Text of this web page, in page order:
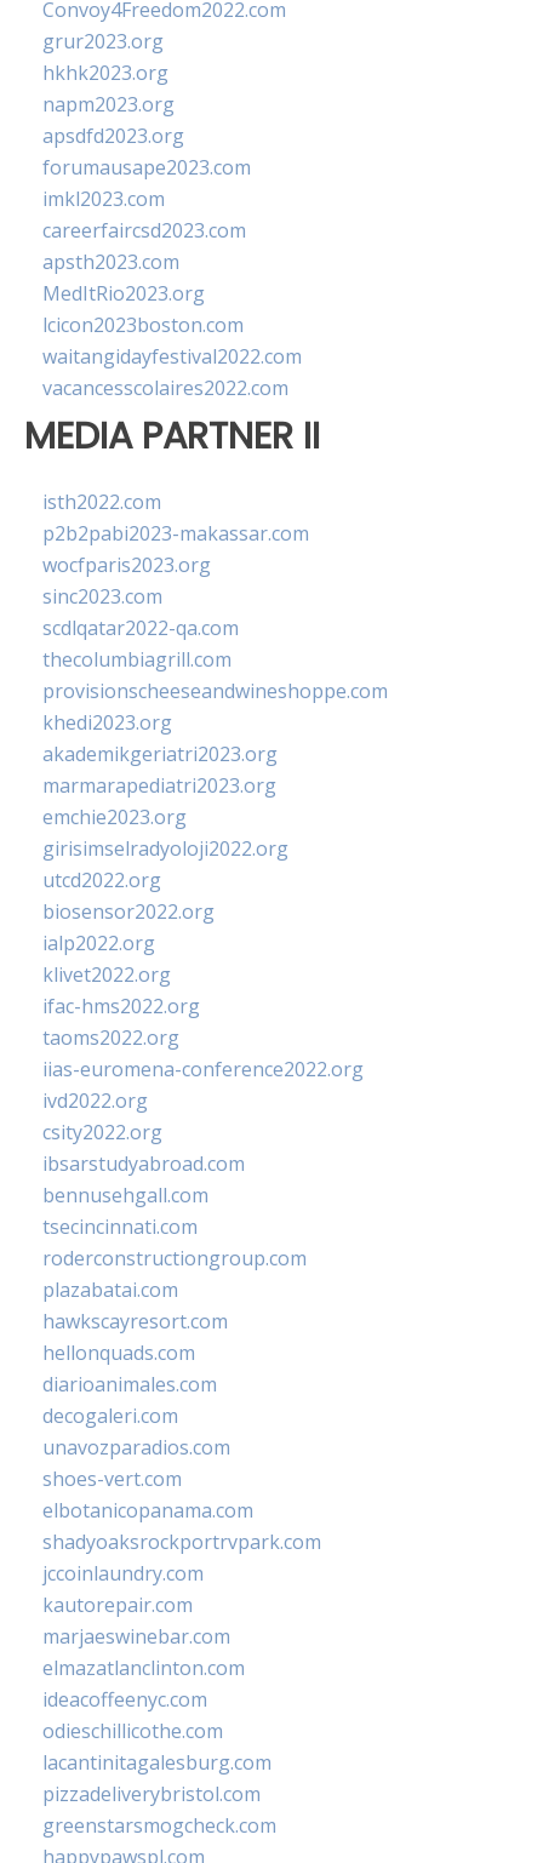
Convoy4Freedom2022.com
grur2023.org
hkhk2023.org
napm2023.org
apsdfd2023.org
forumausape2023.com
imkl2023.com
careerfaircsd2023.com
apsth2023.com
MedItRio2023.org
lcicon2023boston.com
waitangidayfestival2022.com
vacancesscolaires2022.com
MEDIA PARTNER II
isth2022.com
p2b2pabi2023-makassar.com
wocfparis2023.org
sinc2023.com
scdlqatar2022-qa.com
thecolumbiagrill.com
provisionscheeseandwineshoppe.com
khedi2023.org
akademikgeriatri2023.org
marmarapediatri2023.org
emchie2023.org
girisimselradyoloji2022.org
utcd2022.org
biosensor2022.org
ialp2022.org
klivet2022.org
ifac-hms2022.org
taoms2022.org
iias-euromena-conference2022.org
ivd2022.org
csity2022.org
ibsarstudyabroad.com
bennusehgall.com
tsecincinnati.com
roderconstructiongroup.com
plazabatai.com
hawkscayresort.com
hellonquads.com
diarioanimales.com
decogaleri.com
unavozparadios.com
shoes-vert.com
elbotanicopanama.com
shadyoaksrockportrvpark.com
jccoinlaundry.com
kautorepair.com
marjaeswinebar.com
elmazatlanclinton.com
ideacoffeenyc.com
odieschillicothe.com
lacantinitagalesburg.com
pizzadeliverybristol.com
greenstarsmogcheck.com
happypawspl.com